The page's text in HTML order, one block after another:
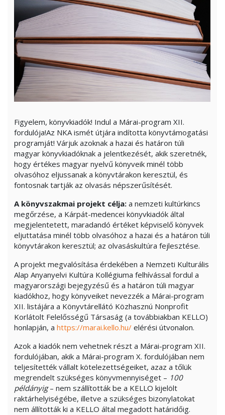
Figyelem, könyvkiadók! Indul a Márai-program XII.
fordulója!Az NKA ismét útjára indította könyvtámogatási
programját! Várjuk azoknak a hazai és határon túli
magyar könyvkiadóknak a jelentkezését, akik szeretnék,
hogy értékes magyar nyelvű könyveik minél több
olvasóhoz eljussanak a könyvtárakon keresztül, és
fontosnak tartják az olvasás népszerűsítését.
A könyvszakmai projekt célja: a nemzeti kultúrkincs
megőrzése, a Kárpát-medencei könyvkiadók által
megjelentetett, maradandó értéket képviselő könyvek
eljuttatása minél több olvasóhoz a hazai és a határon túli
könyvtárakon keresztül; az olvasáskultúra fejlesztése.
A projekt megvalósítása érdekében a Nemzeti Kulturális
Alap Anyanyelvi Kultúra Kollégiuma felhívással fordul a
magyarországi bejegyzésű és a határon túli magyar
kiadókhoz, hogy könyveiket nevezzék a Márai-program
XII. listájára a Könyvtárellátó Közhasznú Nonprofit
Korlátolt Felelősségű Társaság (a továbbiakban KELLO)
honlapján, a https://marai.kello.hu/ elérési útvonalon.
Azok a kiadók nem vehetnek részt a Márai-program XII.
fordulójában, akik a Márai-program X. fordulójában nem
teljesítették vállalt kötelezettségeiket, azaz a tőlük
megrendelt szükséges könyvmennyiséget – 100
példányig– nem szállították be a KELLO kijelölt
raktárhelyiségébe, illetve a szükséges bizonylatokat
nem állították ki a KELLO által megadott határidőig.